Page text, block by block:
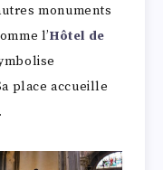
monuments
l’Hôtel de
place accueille